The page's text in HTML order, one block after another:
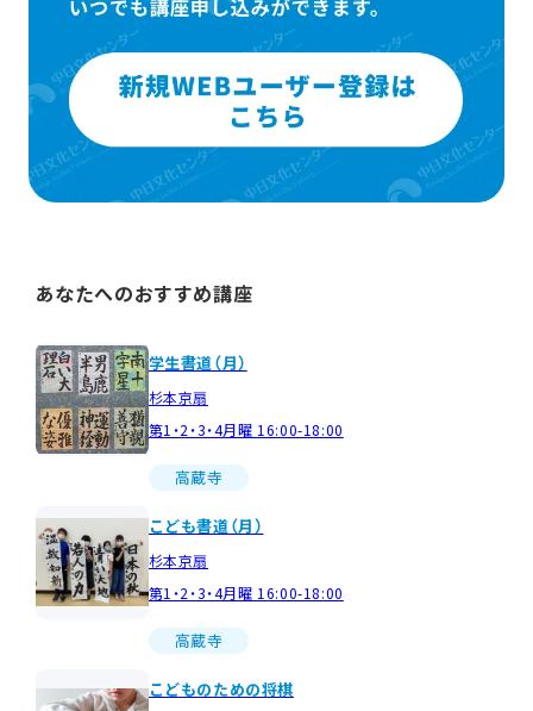
あなたへのおすすめ講座
学生書道（月）
杉本京扇
第1・2・3・4月曜 16:00-18:00
高蔵寺
こども書道（月）
杉本京扇
第1・2・3・4月曜 16:00-18:00
高蔵寺
こどものための将棋